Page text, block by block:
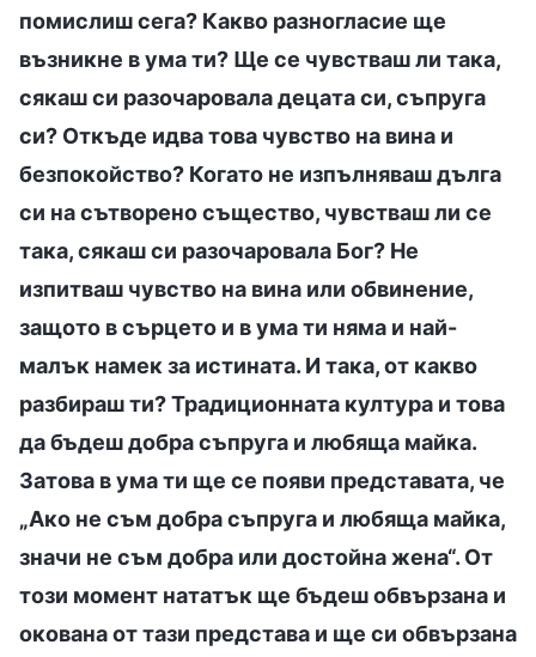
помислиш сега? Какво разногласие ще
възникне в ума ти? Ще се чувстваш ли така,
сякаш си разочаровала децата си, съпруга
си? Откъде идва това чувство на вина и
безпокойство? Когато не изпълняваш дълга
си на сътворено същество, чувстваш ли се
така, сякаш си разочаровала Бог? Не
изпитваш чувство на вина или обвинение,
защото в сърцето и в ума ти няма и най-
малък намек за истината. И така, от какво
разбираш ти? Традиционната култура и това
да бъдеш добра съпруга и любяща майка.
Затова в ума ти ще се появи представата, че
„Ако не съм добра съпруга и любяща майка,
значи не съм добра или достойна жена“. От
този момент нататък ще бъдеш обвързана и
окована от тази представа и ще си обвързана